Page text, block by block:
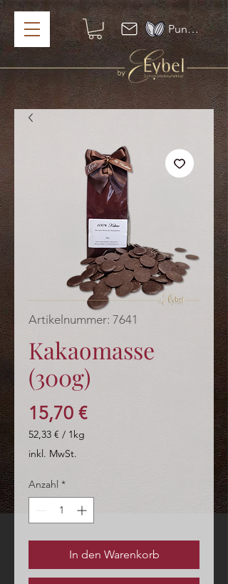
Punkte ansehen
Artikelnummer: 7641
Kakaomasse
(300g)
15,70 €Preis
52,33 € / 1kg
52,33 €
Kilogramm
inkl. MwSt.
Anzahl *
In den Warenkorb